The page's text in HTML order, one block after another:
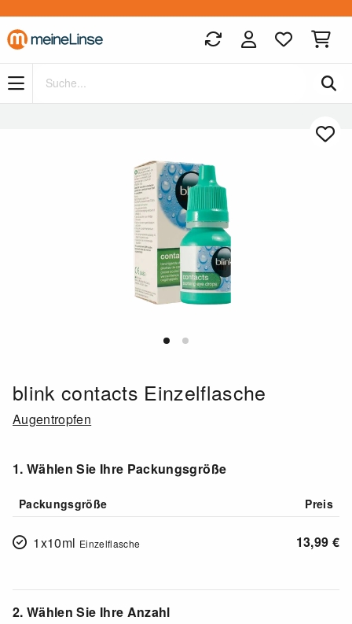
Zum Hauptinhalt springen
blink contacts Einzelflasche
Augentropfen
1. Wählen Sie Ihre Packungsgröße
Packungsgröße Preis
1x10ml Einzelflasche 13,99 €
2. Wählen Sie Ihre Anzahl